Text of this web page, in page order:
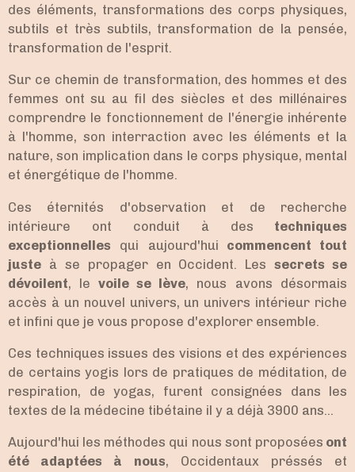
des éléments, transformations des corps physiques,
subtils et très subtils, transformation de la pensée,
transformation de l'esprit.
Sur ce chemin de transformation, des hommes et des
femmes ont su au fil des siècles et des millénaires
comprendre le fonctionnement de l'énergie inhérente
à l'homme, son interraction avec les éléments et la
nature, son implication dans le corps physique, mental
et énergétique de l'homme.
Ces éternités d'observation et de recherche
intérieure ont conduit à des techniques
exceptionnelles qui aujourd'hui commencent tout
juste à se propager en Occident. Lessecrets se
dévoilent, le voile se lève, nous avons désormais
accès à un nouvel univers, un univers intérieur riche
et infini que je vous propose d'explorer ensemble.
Ces techniques issues des visions et des expériences
de certains yogis lors de pratiques de méditation, de
respiration, de yogas, furent consignées dans les
textes de la médecine tibétaine il y a déjà 3900 ans...
Aujourd'hui les méthodes qui nous sont proposées ont
été adaptées à nous, Occidentaux préssés et